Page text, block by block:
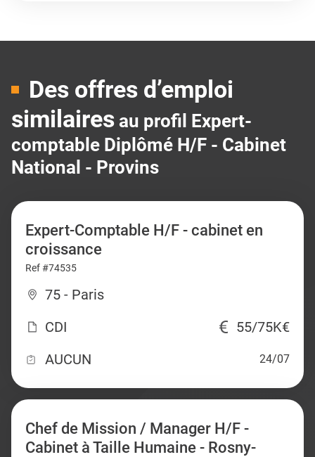
Des offres d’emploi
similaires au profil Expert-
comptable Diplômé H/F - Cabinet
National - Provins
Expert-Comptable H/F - cabinet en
croissance
Ref #74535
75 - Paris
CDI
55/75K€
AUCUN
24/07
Chef de Mission / Manager H/F -
Cabinet à Taille Humaine - Rosny-